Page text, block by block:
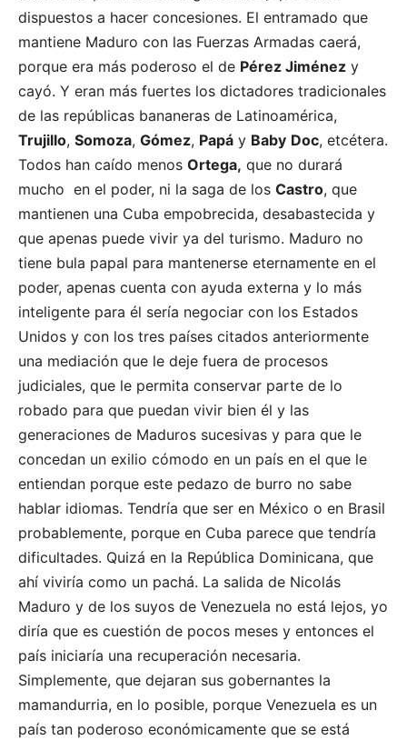
dispuestos a hacer concesiones. El entramado que
mantiene Maduro con las Fuerzas Armadas caerá,
porque era más poderoso el de Pérez Jiménez y
cayó. Y eran más fuertes los dictadores tradicionales
de las repúblicas bananeras de Latinoamérica,
Trujillo, Somoza, Gómez, Papá y Baby Doc, etcétera.
Todos han caído menos Ortega, que no durará
mucho en el poder, ni la saga de los Castro, que
mantienen una Cuba empobrecida, desabastecida y
que apenas puede vivir ya del turismo. Maduro no
tiene bula papal para mantenerse eternamente en el
poder, apenas cuenta con ayuda externa y lo más
inteligente para él sería negociar con los Estados
Unidos y con los tres países citados anteriormente
una mediación que le deje fuera de procesos
judiciales, que le permita conservar parte de lo
robado para que puedan vivir bien él y las
generaciones de Maduros sucesivas y para que le
concedan un exilio cómodo en un país en el que le
entiendan porque este pedazo de burro no sabe
hablar idiomas. Tendría que ser en México o en Brasil
probablemente, porque en Cuba parece que tendría
dificultades. Quizá en la República Dominicana, que
ahí viviría como un pachá. La salida de Nicolás
Maduro y de los suyos de Venezuela no está lejos, yo
diría que es cuestión de pocos meses y entonces el
país iniciaría una recuperación necesaria.
Simplemente, que dejaran sus gobernantes la
mamandurria, en lo posible, porque Venezuela es un
país tan poderoso económicamente que se está